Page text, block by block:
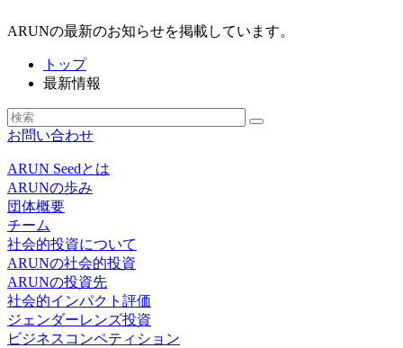
ARUNの最新のお知らせを掲載しています。
トップ
最新情報
お問い合わせ
ARUN Seedとは
ARUNの歩み
団体概要
チーム
社会的投資について
ARUNの社会的投資
ARUNの投資先
社会的インパクト評価
ジェンダーレンズ投資
ビジネスコンペティション